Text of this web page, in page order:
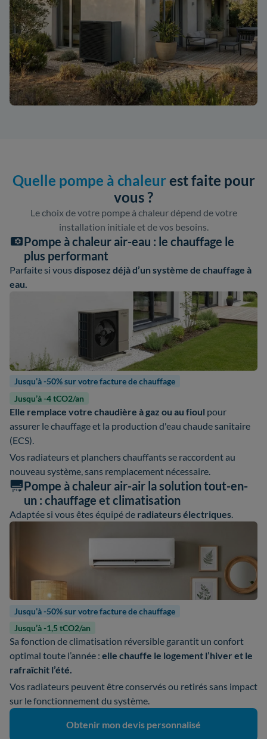
Quelle pompe à chaleurest faite pour
vous ?
Le choix de votre pompe à chaleur dépend de votre
installation initiale et de vos besoins.
Pompe à chaleur air-eau : le chauffage le
plus performant
Parfaite si vousdisposez déjà d’un système de chauffage à
eau.
Jusqu’à -50% sur votre facture de chauffage
Jusqu’à -4 tCO2/an
Elle remplace votre chaudière à gaz ou au fioul pour
assurer le chauffage et la production d'eau chaude sanitaire
(ECS).
Vos radiateurs et planchers chauffants se raccordent au
nouveau système, sans remplacement nécessaire.
Pompe à chaleur air-air la solution tout-en-
un : chauffage et climatisation
Adaptée si vous êtes équipé de radiateurs électriques
Jusqu’à -50% sur votre facture de chauffage
Jusqu’à -1,5 tCO2/an
Sa fonction de climatisation réversible garantit un confort
optimal toute l’année : elle chauffe le logement l’hiver et le
rafraîchit l’été.
Vos radiateurs peuvent être conservés ou retirés sans impact
sur le fonctionnement du système.
Obtenir mon devis personnalisé